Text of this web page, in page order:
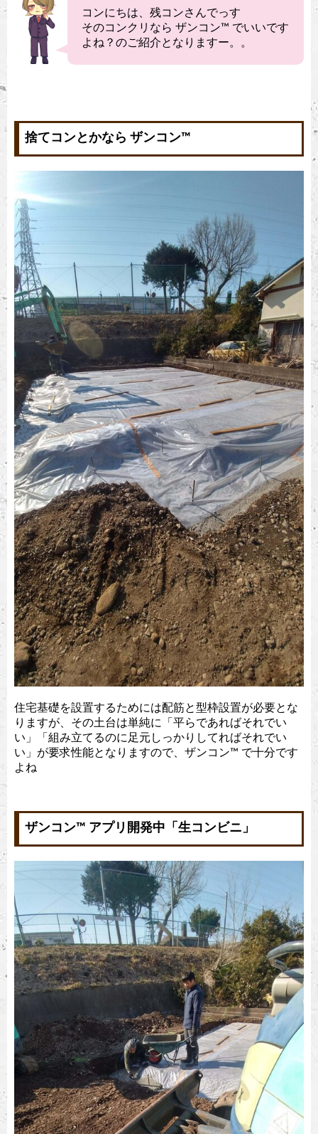
コンにちは、残コンさんでっす
そのコンクリなら ザンコン™︎ でいいです
よね？のご紹介となりますー。。
捨てコンとかなら ザンコン™︎
住宅基礎を設置するためには配筋と型枠設置が必要とな
りますが、その土台は単純に「平らであればそれでい
い」「組み立てるのに足元しっかりしてればそれでい
い」が要求性能となりますので、ザンコン™︎ で十分です
よね
ザンコン™︎ アプリ開発中「生コンビニ」